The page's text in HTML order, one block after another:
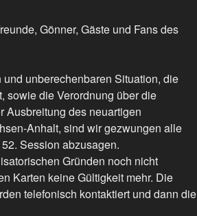
Gönner, Gäste und Fans des
unberechenbaren Situation, die
sowie die Verordnung über die
Ausbreitung des neuartigen
Anhalt, sind wir gezwungen alle
Session abzusagen.
Gründen noch nicht
Karten keine Gültigkeit mehr. Die
telefonisch kontaktiert und dann die